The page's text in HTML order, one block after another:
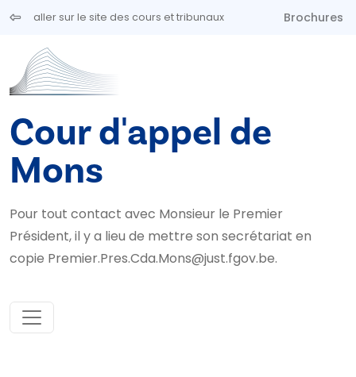
Aller au contenu principal
aller sur le site des cours et tribunaux Brochures
Cour d'appel de
Mons
Pour tout contact avec Monsieur le Premier
Président, il y a lieu de mettre son secrétariat en
copie Premier.Pres.Cda.Mons@just.fgov.be.